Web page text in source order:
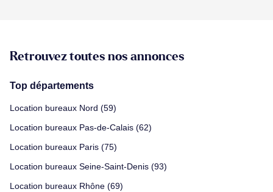
Retrouvez toutes nos annonces
Top départements
Location bureaux Nord (59)
Location bureaux Pas-de-Calais (62)
Location bureaux Paris (75)
Location bureaux Seine-Saint-Denis (93)
Location bureaux Rhône (69)